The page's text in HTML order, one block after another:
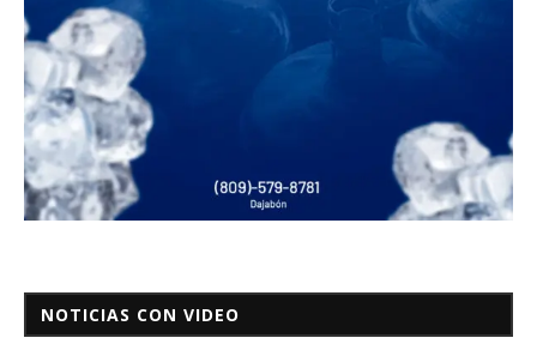
NOTICIAS CON VIDEO